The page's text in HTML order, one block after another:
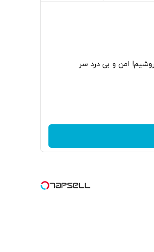
امن و بی درد سر